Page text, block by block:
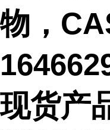
物，
现货产